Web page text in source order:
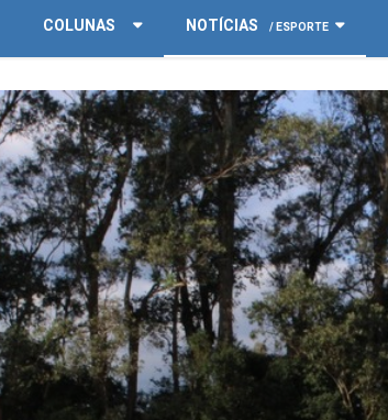
COLUNAS NOTÍCIAS / ESPORTE